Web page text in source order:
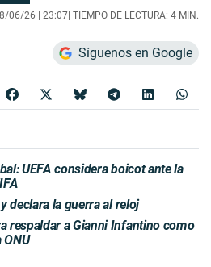
06/26 | 23:07 | TIEMPO DE LECTURA: 4 MIN.
Síguenos en Google
UEFA considera boicot ante la
declara la guerra al reloj
respaldar a Gianni Infantino como
ONU